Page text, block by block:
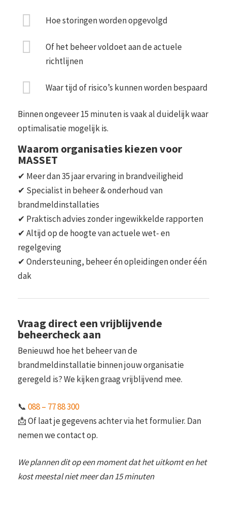
Hoe storingen worden opgevolgd
Of het beheer voldoet aan de actuele
richtlijnen
Waar tijd of risico’s kunnen worden bespaard
Binnen ongeveer 15 minuten is vaak al duidelijk waar
optimalisatie mogelijk is.
Waarom organisaties kiezen voor
MASSET
✔ Meer dan 35 jaar ervaring in brandveiligheid
✔ Specialist in beheer & onderhoud van
brandmeldinstallaties
✔ Praktisch advies zonder ingewikkelde rapporten
✔ Altijd op de hoogte van actuele wet- en
regelgeving
✔ Ondersteuning, beheer én opleidingen onder één
dak
Vraag direct een vrijblijvende
beheercheck aan
Benieuwd hoe het beheer van de
brandmeldinstallatie binnen jouw organisatie
geregeld is? We kijken graag vrijblijvend mee.
📞 088 – 77 88 300
📩 Of laat je gegevens achter via het formulier. Dan
nemen we contact op.
We plannen dit op een moment dat het uitkomt en het
kost meestal niet meer dan 15 minuten